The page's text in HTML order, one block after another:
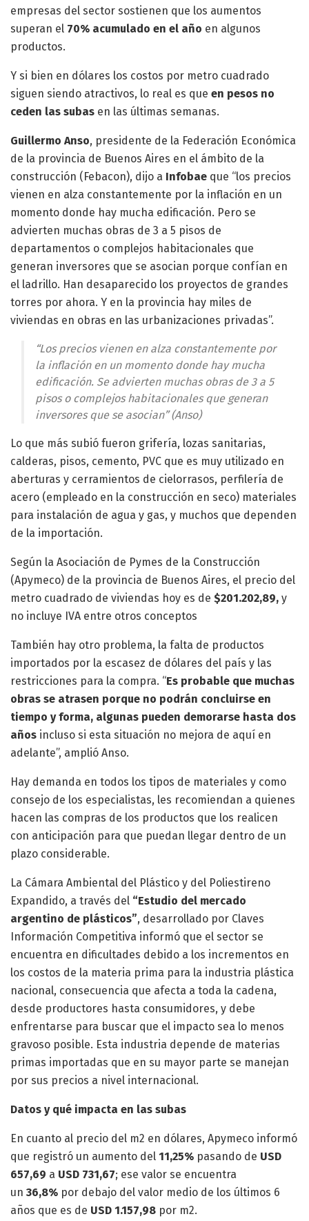
empresas del sector sostienen que los aumentos
superan el 70% acumulado en el año en algunos
productos.
Y si bien en dólares los costos por metro cuadrado
siguen siendo atractivos, lo real es que en pesos no
ceden las subas en las últimas semanas.
Guillermo Anso, presidente de la Federación Económica
de la provincia de Buenos Aires en el ámbito de la
construcción (Febacon), dijo a Infobae que “los precios
vienen en alza constantemente por la inflación en un
momento donde hay mucha edificación. Pero se
advierten muchas obras de 3 a 5 pisos de
departamentos o complejos habitacionales que
generan inversores que se asocian porque confían en
el ladrillo. Han desaparecido los proyectos de grandes
torres por ahora. Y en la provincia hay miles de
viviendas en obras en las urbanizaciones privadas”.
“Los precios vienen en alza constantemente por
la inflación en un momento donde hay mucha
edificación. Se advierten muchas obras de 3 a 5
pisos o complejos habitacionales que generan
inversores que se asocian” (Anso)
Lo que más subió fueron grifería, lozas sanitarias,
calderas, pisos, cemento, PVC que es muy utilizado en
aberturas y cerramientos de cielorrasos, perfilería de
acero (empleado en la construcción en seco) materiales
para instalación de agua y gas, y muchos que dependen
de la importación.
Según la Asociación de Pymes de la Construcción
(Apymeco) de la provincia de Buenos Aires, el precio del
metro cuadrado de viviendas hoy es de $201.202,89, y
no incluye IVA entre otros conceptos
También hay otro problema, la falta de productos
importados por la escasez de dólares del país y las
restricciones para la compra. “Es probable que muchas
obras se atrasen porque no podrán concluirse en
tiempo y forma, algunas pueden demorarse hasta dos
años incluso si esta situación no mejora de aquí en
adelante”, amplió Anso.
Hay demanda en todos los tipos de materiales y como
consejo de los especialistas, les recomiendan a quienes
hacen las compras de los productos que los realicen
con anticipación para que puedan llegar dentro de un
plazo considerable.
La Cámara Ambiental del Plástico y del Poliestireno
Expandido, a través del “Estudio del mercado
argentino de plásticos”, desarrollado por Claves
Información Competitiva informó que el sector se
encuentra en dificultades debido a los incrementos en
los costos de la materia prima para la industria plástica
nacional, consecuencia que afecta a toda la cadena,
desde productores hasta consumidores, y debe
enfrentarse para buscar que el impacto sea lo menos
gravoso posible. Esta industria depende de materias
primas importadas que en su mayor parte se manejan
por sus precios a nivel internacional.
Datos y qué impacta en las subas
En cuanto al precio del m2 en dólares, Apymeco informó
que registró un aumento del 11,25% pasando de USD
657,69 a USD 731,67; ese valor se encuentra
un 36,8% por debajo del valor medio de los últimos 6
años que es de USD 1.157,98 por m2.